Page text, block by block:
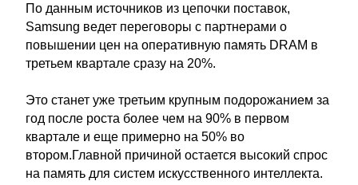
По данным источников из цепочки поставок,
Samsung ведет переговоры с партнерами о
повышении цен на оперативную память DRAM в
третьем квартале сразу на 20%.
Это станет уже третьим крупным подорожанием за
год после роста более чем на 90% в первом
квартале и еще примерно на 50% во
втором.Главной причиной остается высокий спрос
на память для систем искусственного интеллекта.